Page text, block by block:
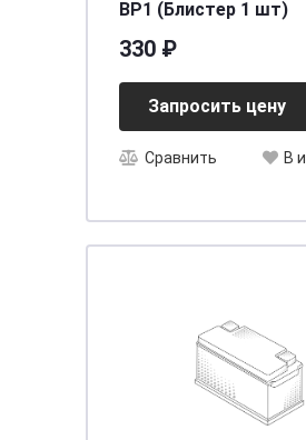
BP1 (Блистер 1 шт)
330 ₽
Запросить цену
Сравнить В